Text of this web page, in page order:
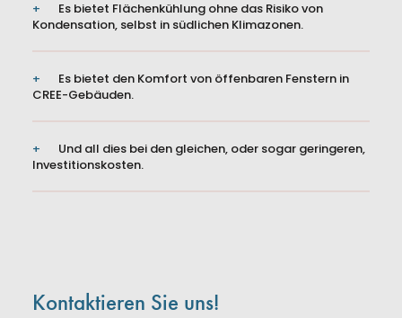
Es bietet Flächenkühlung ohne das Risiko von
Kondensation, selbst in südlichen Klimazonen.
Es bietet den Komfort von öffenbaren Fenstern in
CREE-Gebäuden.
Und all dies bei den gleichen, oder sogar geringeren,
Investitionskosten.
Kontaktieren Sie uns!